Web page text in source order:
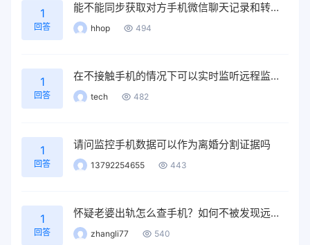
1
回答
能不能同步获取对方手机微信聊天记录和转账收支记录？
hhop 494
1
回答
在不接触手机的情况下可以实时监听远程监控别人手机吗
tech 482
1
回答
请问监控手机数据可以作为离婚分割证据吗
13792254655 443
1
回答
怀疑老婆出轨怎么查手机？如何不被发现远程实时监控她
zhangli77 540